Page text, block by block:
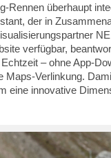
Rennen überhaupt
der in
verfügbar,
– ohne App-
Maps-Verlinkung.
eine innovative